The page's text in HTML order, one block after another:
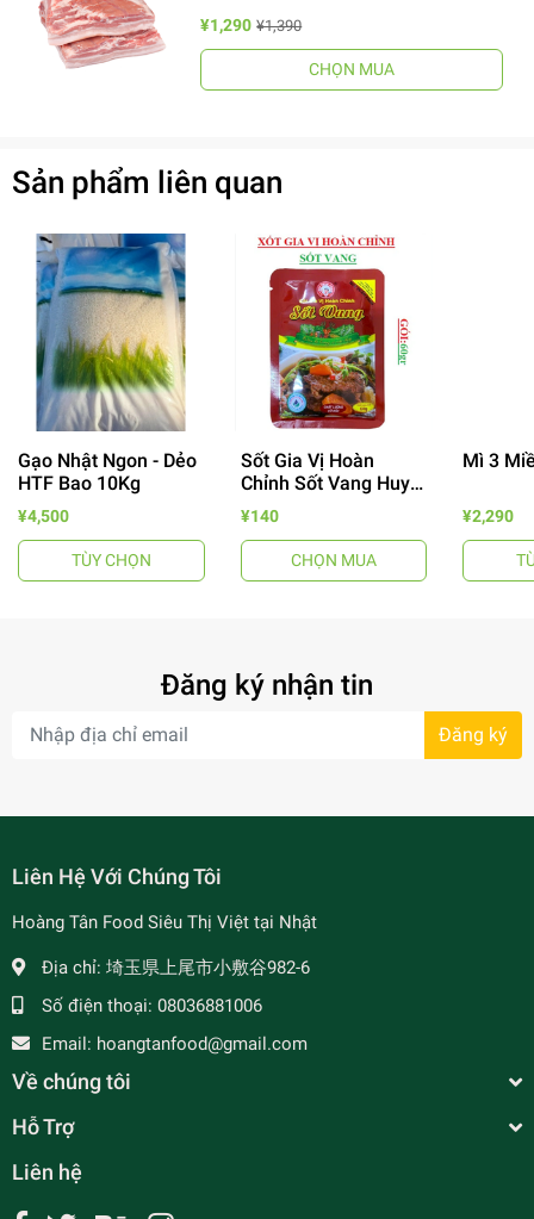
- 7%
¥1,290 ¥1,390
CHỌN MUA
Sản phẩm liên quan
Gạo Nhật Ngon - Dẻo
HTF Bao 10Kg
¥4,500
TÙY CHỌN
Sốt Gia Vị Hoàn
Chỉnh Sốt Vang Huy
Tuấn
¥140
CHỌN MUA
Mì 3
¥2,290
Đăng ký nhận tin
Đăng ký
Liên Hệ Với Chúng Tôi
Hoàng Tân Food Siêu Thị Việt tại Nhật
Địa chỉ: 埼玉県上尾市小敷谷982-6
Số điện thoại: 08036881006
Email: hoangtanfood@gmail.com
Về chúng tôi
Hỗ Trợ
Liên hệ